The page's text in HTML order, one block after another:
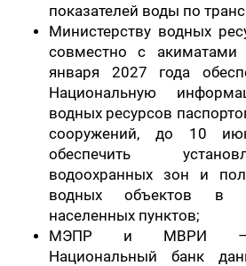
показателей воды по
Министерству водных
совместно с
января 2027 года
Национальную
водных ресурсов
сооружений, до 10
обеспечить
водоохранных зон и
водных объектов в
населенных пунктов;
МЭПР и МВРИ –
Национальный банк